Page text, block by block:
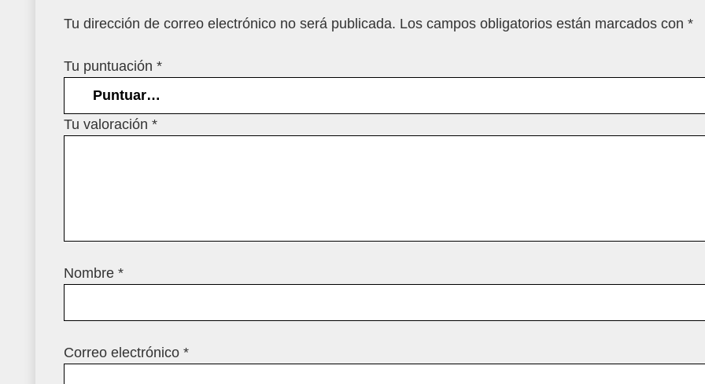
Tu dirección de correo electrónico no será publicada. Los campos obligatorios están marcados con *
Tu puntuación *
Tu valoración *
Nombre *
Correo electrónico *